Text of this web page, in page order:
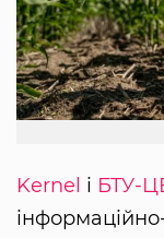
Kernel і БТУ-